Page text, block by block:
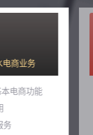
电商业务
电商功能
务